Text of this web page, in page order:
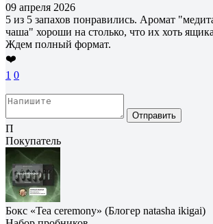
09 апреля 2026
5 из 5 запахов понравились. Аромат
чаша" хороши на столько, что их хоть
Ждем полный формат.
❤️
1 0
Отправить
П
Покупатель
Бокс «Tea ceremony» (Блогер natasha ikigai)